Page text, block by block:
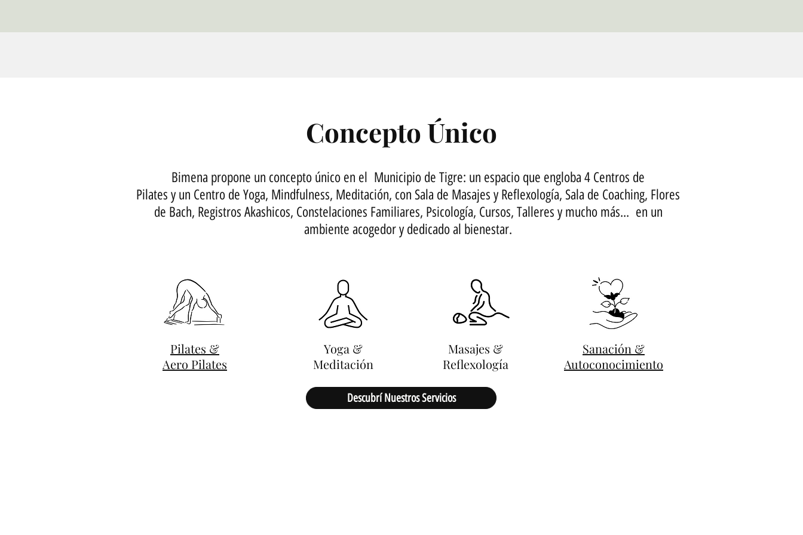
Concepto Único
Bimena propone un concepto único en el Municipio de Tigre: un espacio que engloba 4 Centros de
Pilates y un Centro de Yoga, Mindfulness, Meditación, con Sala de Masajes y Reflexología, Sala de Coaching, Flores
de Bach, Registros Akashicos, Constelaciones Familiares, Psicología, Cursos, Talleres y mucho más... en un
ambiente acogedor y dedicado al bienestar.
Pilates &
Aero Pilates
Yoga &
Meditación
Sanación &
Autoconocimiento
Masajes &
Reflexología
Descubrí Nuestros Servicios